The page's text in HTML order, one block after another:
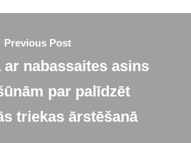
Previous Post
ar nabassaites asins
par palīdzēt
triekas ārstēšanā